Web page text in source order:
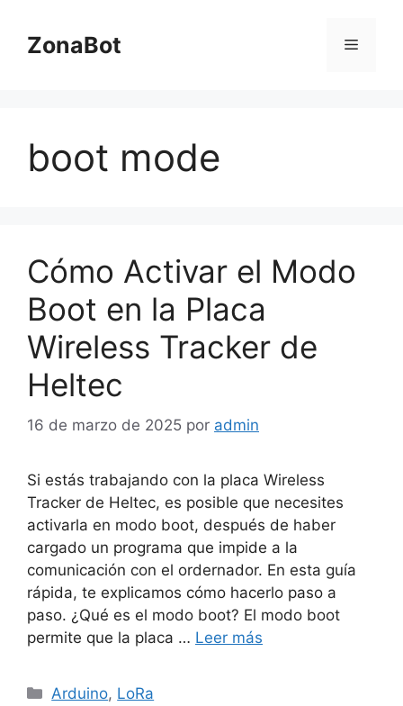
contenido
ZonaBot Menú
boot mode
Cómo Activar el Modo
Boot en la Placa
Wireless Tracker de
Heltec
16 de marzo de 2025 por admin
Si estás trabajando con la placa Wireless
Tracker de Heltec, es posible que necesites
activarla en modo boot, después de haber
cargado un programa que impide a la
comunicación con el ordernador. En esta guía
rápida, te explicamos cómo hacerlo paso a
paso. ¿Qué es el modo boot? El modo boot
permite que la placa … Leer más
Categorías
Arduino, LoRa